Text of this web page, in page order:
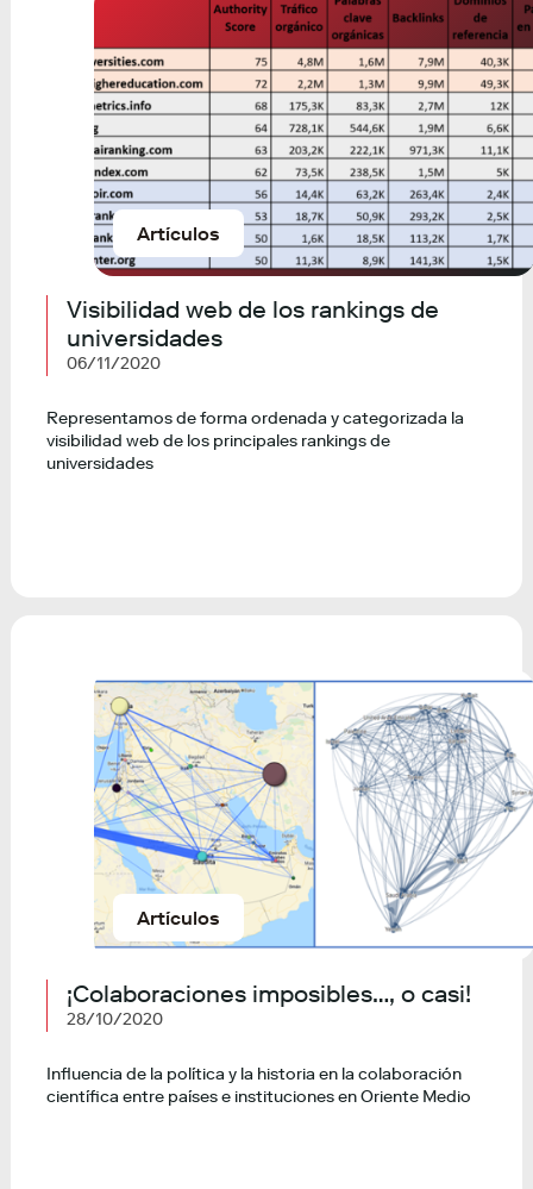
Artículos
Visibilidad web de los rankings de
universidades
06/11/2020
Representamos de forma ordenada y categorizada la
visibilidad web de los principales rankings de
universidades
Artículos
¡Colaboraciones imposibles…, o casi!
28/10/2020
Influencia de la política y la historia en la colaboración
científica entre países e instituciones en Oriente Medio